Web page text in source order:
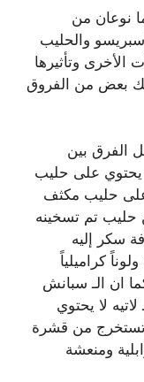
نوعان من
والحليب
وتأثيرها
بعض من الفروق
الفرق بين
يحتوي على حليب
على حليب مكثف
حليب تم تسخينه
سكر إليه
كراميلياً
ان الـ سبانش
لا يحتوي
تستخرج من قشرة
ومنعشة